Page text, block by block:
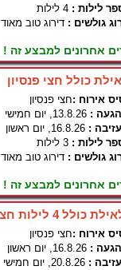
לילות : 4 לילות
גולשים : דירוג טוב מאוד
אחרונים למבצע זה !
כולל חצי פנסיון
אירוח :חצי פנסיון
: 13.8.26, יום חמישי
: 16.8.26, יום ראשון
לילות : 3 לילות
גולשים : דירוג טוב מאוד
אחרונים למבצע זה !
לילות חצי פנסיון
אירוח :חצי פנסיון
: 16.8.26, יום ראשון
: 20.8.26, יום חמישי